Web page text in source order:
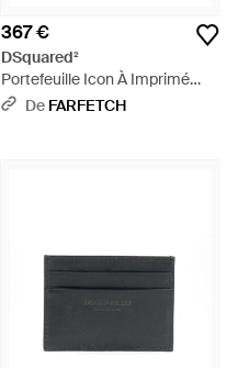
367 €
DSquared²
Portefeuille Icon À Imprimé
Logo - Noir
De FARFETCH